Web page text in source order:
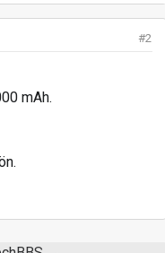
Samsung Store
#2
mAh.